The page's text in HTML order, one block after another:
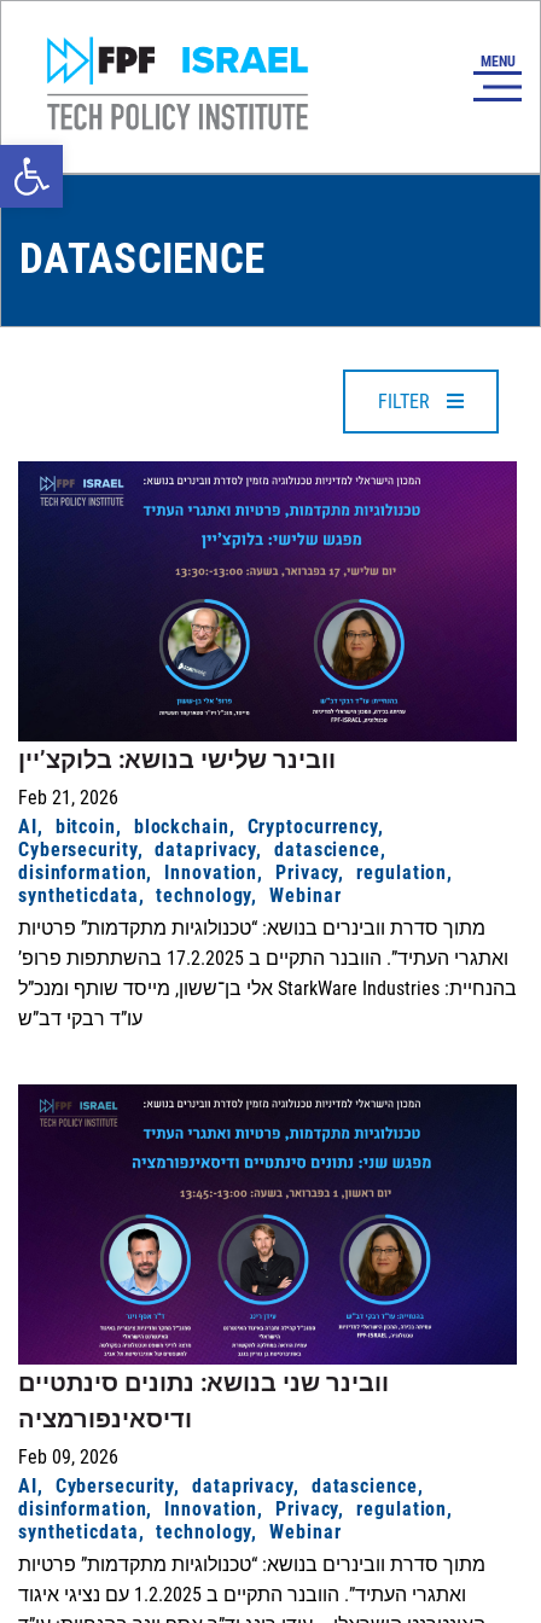
Open toolbar
DATASCIENCE
FILTER
וובינר שלישי בנושא: בלוקצ’יין
Feb 21, 2026
AI
bitcoin blockchain
Cryptocurrency
Cybersecurity
dataprivacy
datascience
disinformation
Innovation Privacy
regulation
syntheticdata
technology
Webinar
מתוך סדרת וובינרים בנושא: “טכנולוגיות מתקדמות” פרטיות
ואתגרי העתיד”. הוובנר התקיים ב 17.2.2025 בהשתתפות פרופ’
אלי בן־ששון, מייסד שותף ומנכ”ל StarkWare Industries בהנחיית:
עו”ד רבקי דב”ש
וובינר שני בנושא: נתונים סינתטיים
ודיסאינפורמציה
Feb 09, 2026
AI
Cybersecurity dataprivacy
datascience
disinformation
Innovation Privacy
regulation
syntheticdata
technology
Webinar
מתוך סדרת וובינרים בנושא: “טכנולוגיות מתקדמות” פרטיות
ואתגרי העתיד”. הוובנר התקיים ב 1.2.2025 עם נציגי איגוד